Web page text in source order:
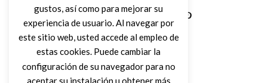
Leer Más
gustos, así como para mejorar su
experiencia de usuario. Al navegar por
este sitio web, usted accede al empleo de
estas cookies. Puede cambiar la
configuración de su navegador para no
aceptar su instalación u obtener más